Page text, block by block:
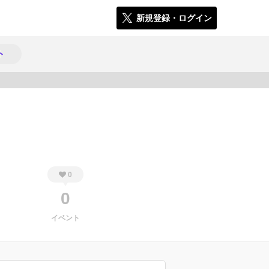
新規登録・ログイン
0
0
イベント